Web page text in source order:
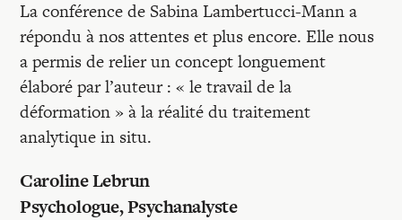
La conférence de Sabina Lambertucci-Mann a
répondu à nos attentes et plus encore. Elle nous
a permis de relier un concept longuement
élaboré par l’auteur : « le travail de la
déformation » à la réalité du traitement
analytique in situ.
Caroline Lebrun
Psychologue, Psychanalyste